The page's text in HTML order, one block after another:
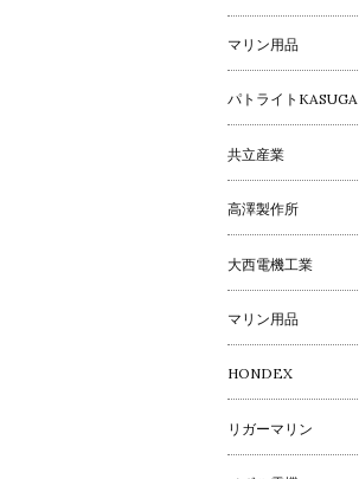
マリン用品
パトライトKASUGA
共立産業
高澤製作所
大西電機工業
マリン用品
HONDEX
リガーマリン